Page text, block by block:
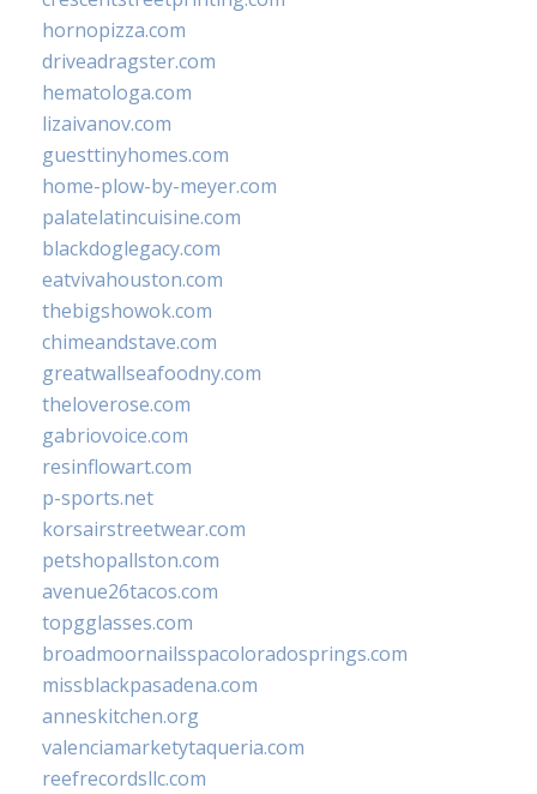
hornopizza.com
driveadragster.com
hematologa.com
lizaivanov.com
guesttinyhomes.com
home-plow-by-meyer.com
palatelatincuisine.com
blackdoglegacy.com
eatvivahouston.com
thebigshowok.com
chimeandstave.com
greatwallseafoodny.com
theloverose.com
gabriovoice.com
resinflowart.com
p-sports.net
korsairstreetwear.com
petshopallston.com
avenue26tacos.com
topgglasses.com
broadmoornailsspacoloradosprings.com
missblackpasadena.com
anneskitchen.org
valenciamarketytaqueria.com
reefrecordsllc.com